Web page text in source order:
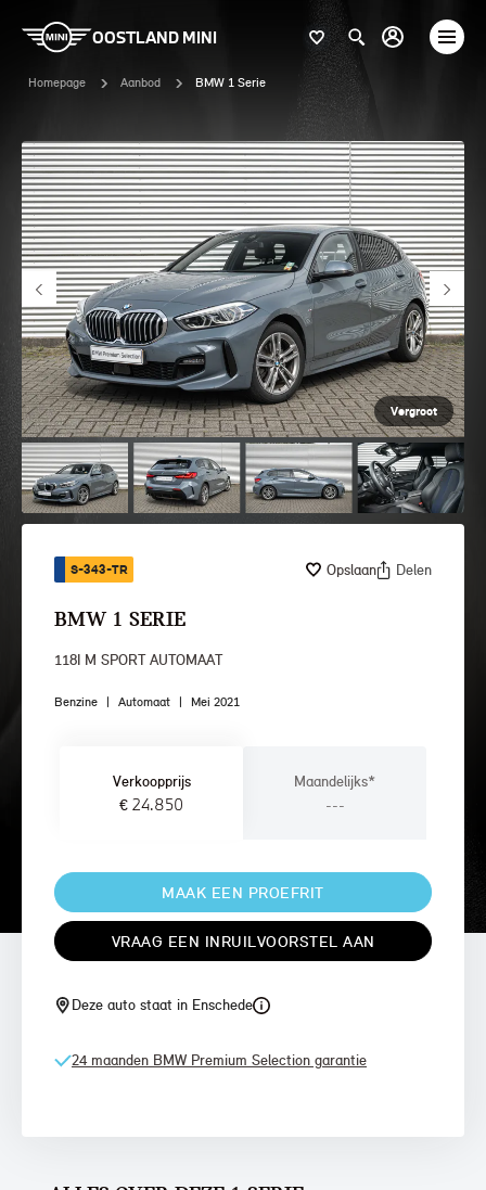
OOSTLAND MINI
Homepage Aanbod BMW 1 Serie
Vergroot
S-343-TR Opslaan Delen
BMW 1 SERIE
118I M SPORT AUTOMAAT
Benzine | Automaat | Mei 2021
Verkoopprijs
€ 24.850
Maandelijks*
---
MAAK EEN PROEFRIT
VRAAG EEN INRUILVOORSTEL AAN
Deze auto staat in Enschede
24 maanden BMW Premium Selection garantie